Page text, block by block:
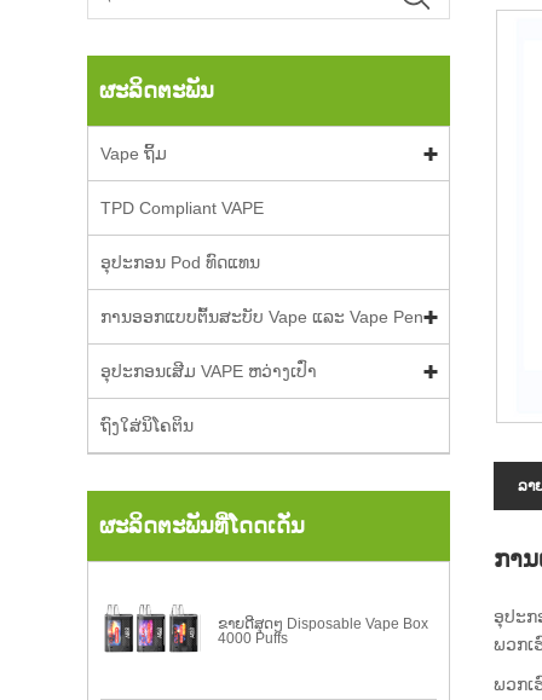
ຜະລິດຕະພັນ
Vape ຖິ້ມ
TPD Compliant VAPE
ອຸປະກອນ Pod ທົດແທນ
ການອອກແບບຕົ້ນສະບັບ Vape ແລະ Vape Pen
ອຸປະກອນເສີມ VAPE ຫວ່າງເປົ່າ
ຖົງໃສ່ນິໂຄຕິນ
ຜະລິດຕະພັນທີ່ໂດດເດັ່ນ
ຂາຍດີສຸດໆ Disposable Vape Box
4000 Puffs
ລາ
ກາ
ອຸປະກ
ພວກເ
ພວກເ